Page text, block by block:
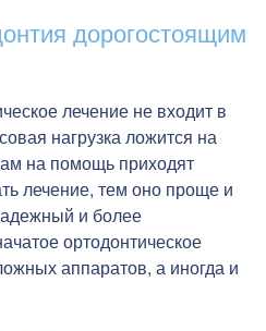
дорогостоящим
лечение не входит в
нагрузка ложится на
на помощь приходят
лечение, тем оно проще и
и более
ортодонтическое
аппаратов, а иногда и